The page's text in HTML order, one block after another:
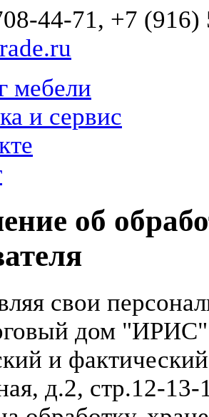
44-71, +7 (916)
мебели
и сервис
об
свои
дом "ИРИС"
и
д.2, стр.12-